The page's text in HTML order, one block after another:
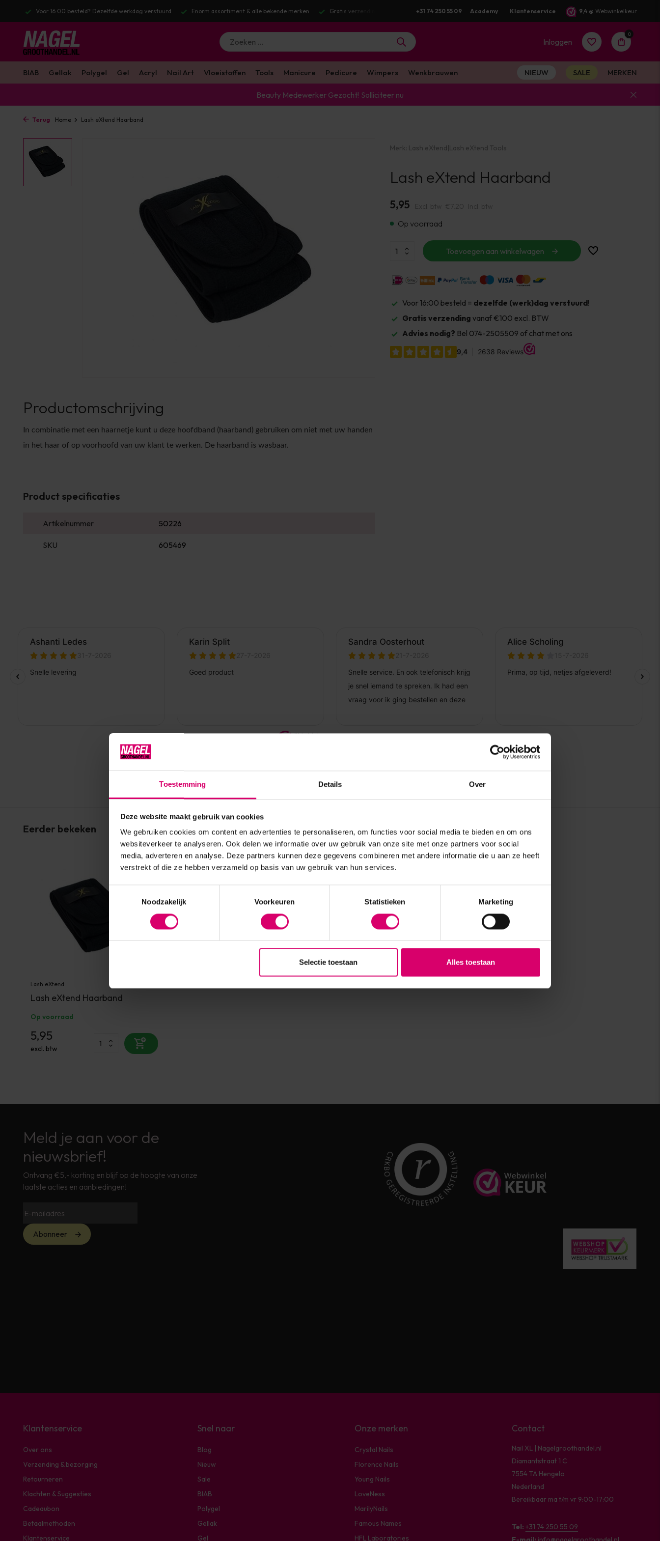
Toestemming Details Over
Deze website maakt gebruik van cookies
We gebruiken cookies om content en advertenties te personaliseren, om functies voor social media te bieden en om ons
websiteverkeer te analyseren. Ook delen we informatie over uw gebruik van onze site met onze partners voor social
media, adverteren en analyse. Deze partners kunnen deze gegevens combineren met andere informatie die u aan ze heeft
verstrekt of die ze hebben verzameld op basis van uw gebruik van hun services.
Toestemmingsselectie
Noodzakelijk
Voorkeuren Statistieken Marketing
Selectie toestaan Alles toestaan
Voor 16:00 besteld? Dezelfde werkdag verstuurd Enorm assortiment & alle bekende merken Gratis verzending v.a. €100 excl. BTW Voor 16:00 besteld? Dezelfde werkdag verstuurd
+31 74 250 55 09 Academy Klantenservice 9,4 @ Webwinkelkeur
Inloggen
aanmaken
0
BIAB Gellak Polygel Gel Acryl Nail Art Vloeistoffen Tools Manicure Pedicure Wimpers Wenkbrauwen NIEUW SALE MERKEN
Beauty Medewerker Gezocht! Solliciteer nu
Terug Home Lash eXtend Haarband
Productomschrijving
In combinatie met een haarnetje kunt u deze hoofdband (haarband) gebruiken om niet met uw handen
in het haar of op voorhoofd van uw klant te werken. De haarband is wasbaar.
Product specificaties
Artikelnummer 50226
SKU 605469
Merk: Lash eXtend|Lash eXtend Tools
Lash eXtend Haarband
5,95 Excl. btw €7,20 Incl. btw
Op voorraad
Toevoegen aan winkelwagen
Voor 16:00 besteld = dezelfde (werk)dag verstuurd!
Gratis verzending vanaf €100 excl. BTW
Advies nodig? Bel 074-2505509 of chat met ons
Eerder bekeken
Lash eXtend
Lash eXtend Haarband
Op voorraad
5,95
excl. btw
Meld je aan voor de
nieuwsbrief!
Ontvang €5,- korting en blijf op de hoogte van onze
laatste acties en aanbiedingen!
Abonneer
Klantenservice
Over ons
Verzending & bezorging
Retourneren
Klachten & Suggesties
Cadeaubon
Betaalmethoden
Klantenservice
Snel naar
Blog
Nieuw
Sale
BIAB
Polygel
Gellak
Gel
Onze merken
Crystal Nails
Florence Nails
Young Nails
LoveNess
MarilyNails
Famous Names
HFL Laboratories
Contact
Nail XL | Nagelgroothandel.nl
Diamantstraat 1 C
7554 TA Hengelo
Nederland
Bereikbaar ma t/m vr 9:00-17:00
Tel: +31 74 250 55 09